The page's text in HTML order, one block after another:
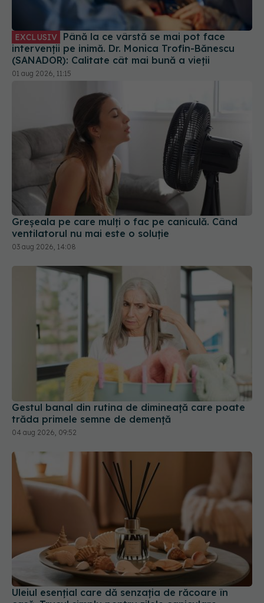
EXCLUSIV
intervenții pe inimă. Dr. Monica Trofin-Bănescu
(SANADOR): Calitate cât mai bună a vieții
01 aug 2026, 11:15
Greșeala pe care mulți o fac pe caniculă. Când
ventilatorul nu mai este o soluție
03 aug 2026, 14:08
Gestul banal din rutina de dimineață care poate
trăda primele semne de demență
04 aug 2026, 09:52
Uleiul esențial care dă senzația de răcoare în
casă. Trucul simplu pentru zilele caniculare
02 aug 2026, 09:01